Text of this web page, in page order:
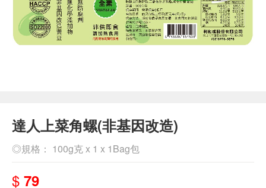
達人上菜角螺(非基因改造)
◎規格： 100g克 x 1 x 1Bag包
$ 79